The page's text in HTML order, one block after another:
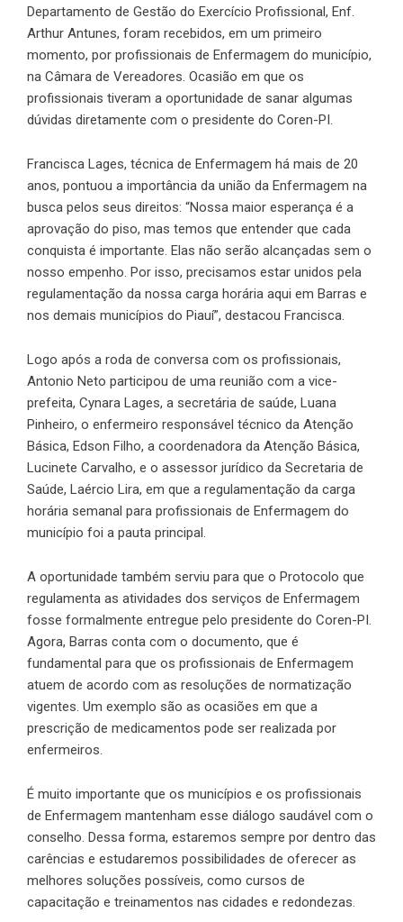
Departamento de Gestão do Exercício Profissional, Enf.
Arthur Antunes, foram recebidos, em um primeiro
momento, por profissionais de Enfermagem do município,
na Câmara de Vereadores. Ocasião em que os
profissionais tiveram a oportunidade de sanar algumas
dúvidas diretamente com o presidente do Coren-PI.
Francisca Lages, técnica de Enfermagem há mais de 20
anos, pontuou a importância da união da Enfermagem na
busca pelos seus direitos: “Nossa maior esperança é a
aprovação do piso, mas temos que entender que cada
conquista é importante. Elas não serão alcançadas sem o
nosso empenho. Por isso, precisamos estar unidos pela
regulamentação da nossa carga horária aqui em Barras e
nos demais municípios do Piauí”, destacou Francisca.
Logo após a roda de conversa com os profissionais,
Antonio Neto participou de uma reunião com a vice-
prefeita, Cynara Lages, a secretária de saúde, Luana
Pinheiro, o enfermeiro responsável técnico da Atenção
Básica, Edson Filho, a coordenadora da Atenção Básica,
Lucinete Carvalho, e o assessor jurídico da Secretaria de
Saúde, Laércio Lira, em que a regulamentação da carga
horária semanal para profissionais de Enfermagem do
município foi a pauta principal.
A oportunidade também serviu para que o Protocolo que
regulamenta as atividades dos serviços de Enfermagem
fosse formalmente entregue pelo presidente do Coren-PI.
Agora, Barras conta com o documento, que é
fundamental para que os profissionais de Enfermagem
atuem de acordo com as resoluções de normatização
vigentes. Um exemplo são as ocasiões em que a
prescrição de medicamentos pode ser realizada por
enfermeiros.
É muito importante que os municípios e os profissionais
de Enfermagem mantenham esse diálogo saudável com o
conselho. Dessa forma, estaremos sempre por dentro das
carências e estudaremos possibilidades de oferecer as
melhores soluções possíveis, como cursos de
capacitação e treinamentos nas cidades e redondezas.